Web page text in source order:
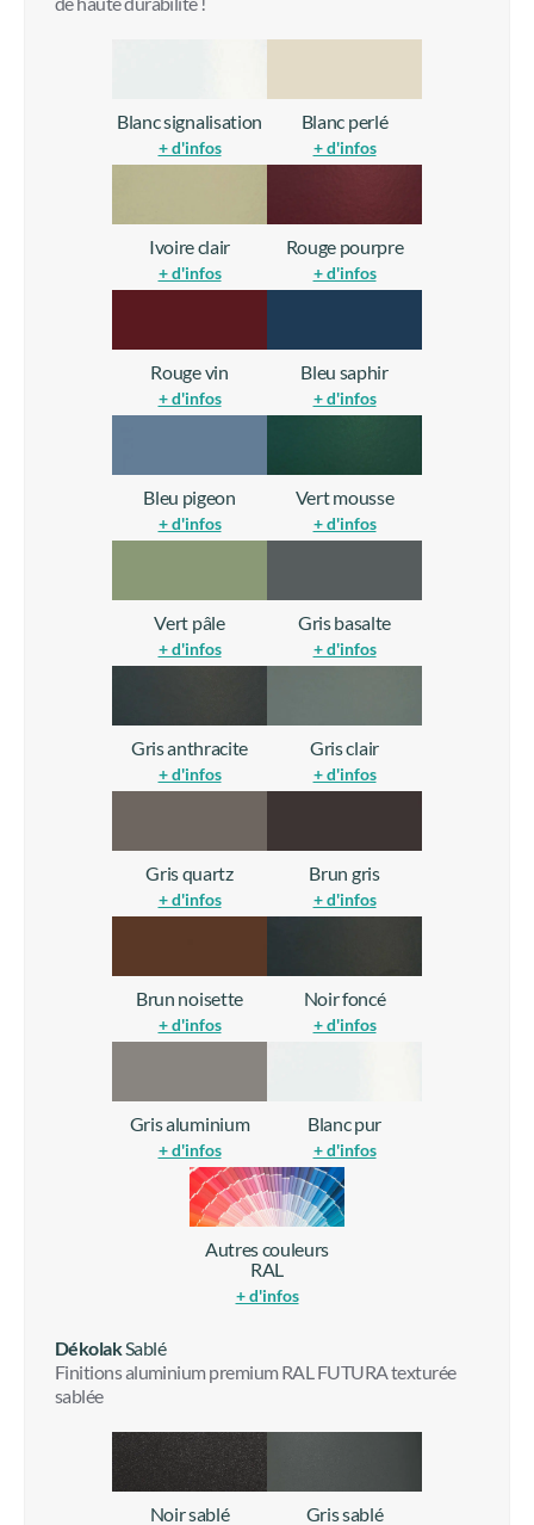
+ d'infos
Rouge vin
+ d'infos
Bleu saphir
+ d'infos
Bleu pigeon
+ d'infos
Vert mousse
+ d'infos
Vert pâle
+ d'infos
Gris basalte
+ d'infos
Gris anthracite
+ d'infos
Gris clair
+ d'infos
Gris quartz
+ d'infos
Brun gris
+ d'infos
Brun noisette
+ d'infos
Noir foncé
+ d'infos
Gris aluminium
+ d'infos
Blanc pur
+ d'infos
Autres couleurs
Noir sablé Gris sablé
Brun Mars sablé